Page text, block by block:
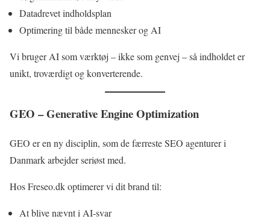
Datadrevet indholdsplan
Optimering til både mennesker og AI
Vi bruger AI som værktøj – ikke som genvej – så indholdet er
unikt, troværdigt og konverterende.
GEO – Generative Engine Optimization
GEO er en ny disciplin, som de færreste SEO agenturer i
Danmark arbejder seriøst med.
Hos Freseo.dk optimerer vi dit brand til:
At blive nævnt i AI-svar